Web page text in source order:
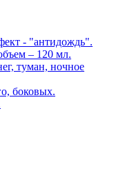
- "антидождь".
– 120 мл.
туман, ночное
боковых.